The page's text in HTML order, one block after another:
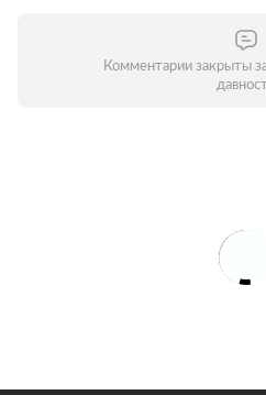
Комментарии закрыты